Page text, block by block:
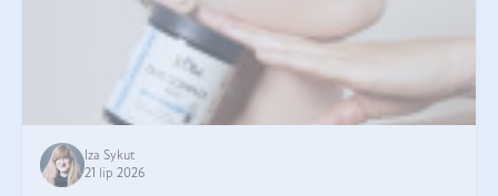
Iza Sykut
21 lip 2026